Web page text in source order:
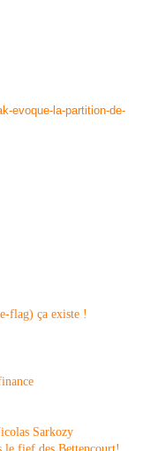
evoque-la-partition-de-
flag) ça existe !
Sarkozy